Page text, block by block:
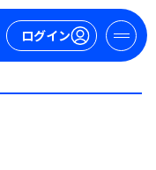
ログイン